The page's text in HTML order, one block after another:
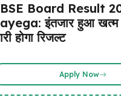
Board Result
इंतजार हुआ खत्म
होगा रिजल्ट
Apply Now